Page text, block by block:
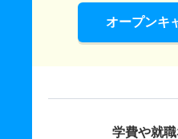
オープンキ
学費や就職